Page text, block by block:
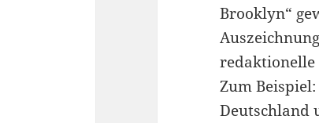
Brooklyn“
redaktionelle
Zum
Deutschland